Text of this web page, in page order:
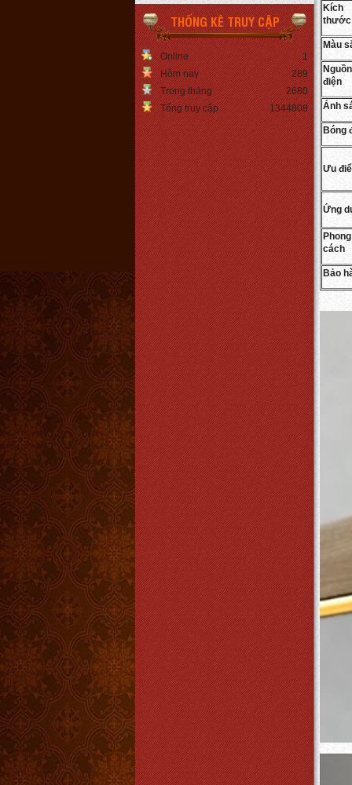
Den led edison ST64
Giá:Liên hệ
Chi tiết
Chụp đèn
Giá:550.000 VNĐ
Chi tiết
ĐÈN VẢI ĐỨNG DVT 102
Giá:1.450.000 VNĐ
Chi tiết
THỐNG KÊ TRUY CẬP
Online
1
Hôm nay
289
Trong tháng
2680
Tổng truy cập
1344808
Kích
thước
Màu
Nguồn
điện
Ánh
Bóng
Ưu
Ứng
Phong
cách
Bảo